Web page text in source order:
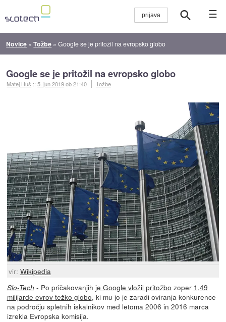
☰
Novice »Tožbe »Google se je pritožil na evropsko globo
Google se je pritožil na evropsko globo
Matej Huš ::5. jun 2019ob 21:40 Tožbe
vir: Wikipedia
Slo-Tech - Po pričakovanjih je Google vložil pritožbo zoper 1,49
milijarde evrov težko globo, ki mu jo je zaradi oviranja konkurence
na področju spletnih iskalnikov med letoma 2006 in 2016 marca
izrekla Evropska komisija.